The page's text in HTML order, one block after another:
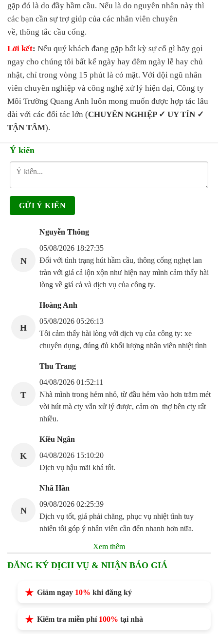
gặp đó là do đầy hầm cầu. Nếu là do nguyên nhân này thì
các bạn cần sự trợ giúp của các nhân viên chuyên
về, thông tắc cầu cống.
Lời kết: Nếu quý khách đang gặp bất kỳ sự cố gì hãy gọi
ngay cho chúng tôi bất kể ngày hay đêm ngày lễ hay chủ
nhật, chỉ trong vòng 15 phút là có mặt. Với đội ngũ nhân
viên chuyên nghiệp và công nghệ xử lý hiện đại, Công ty
Môi Trường Quang Anh luôn mong muốn được hợp tác lâu
dài với các đối tác lớn (CHUYÊN NGHIỆP ✓ UY TÍN ✓
TẬN TÂM).
Ý kiến
N
Nguyễn Thông
05/08/2026 18:27:35
Đối với tình trạng hút hầm cầu, thông cống nghẹt lan
tràn với giá cả lộn xộn như hiện nay mình cảm thấy hài
lòng về giá cả và dịch vụ của công ty.
H
Hoàng Anh
05/08/2026 05:26:13
Tôi cảm thấy hài lòng với dịch vụ của công ty: xe
chuyên dụng, đúng đủ khối lượng nhân viên nhiệt tình
T
Thu Trang
04/08/2026 01:52:11
Nhà mình trong hẻm nhỏ, từ đầu hẻm vào hơn trăm mét
vòi hút mà cty vẫn xử lý được, cảm ơn thợ bên cty rất
nhiều.
K
Kiều Ngân
04/08/2026 15:10:20
Dịch vụ hậu mãi khá tốt.
N
Nhã Hân
09/08/2026 02:25:39
Dịch vụ tốt, giá phải chăng, phục vụ nhiệt tình tuy
nhiên tôi góp ý nhân viên cần đến nhanh hơn nữa.
Xem thêm
ĐĂNG KÝ DỊCH VỤ & NHẬN BÁO GIÁ
Giảm ngay 10% khi đăng ký
Kiểm tra miễn phí 100% tại nhà